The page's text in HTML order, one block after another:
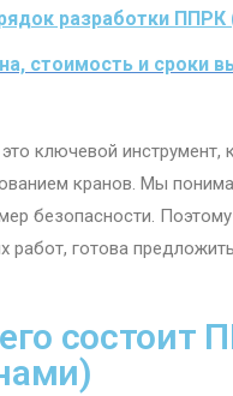
разработки
стоимость и сроки
ключевой инструмент,
кранов. Мы
безопасности.
работ, готова
состоит